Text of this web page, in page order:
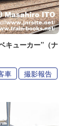
キューカー”（ナ
車 撮影報告